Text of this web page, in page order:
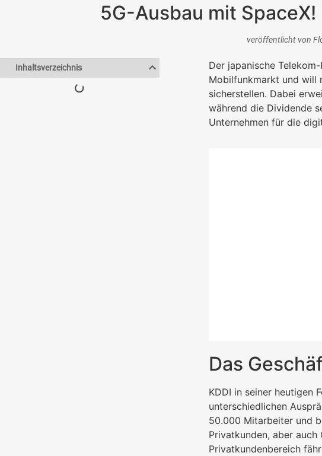
5G-Ausbau mit
veröffentlicht von
Inhaltsverzeichnis
Der japanische
Mobilfunkmarkt und will
sicherstellen. Dabei
während die Dividende
Unternehmen für die
Das
KDDI in seiner heutigen
unterschiedlichen
50.000 Mitarbeiter und
Privatkunden, aber auch
Privatkundenbereich